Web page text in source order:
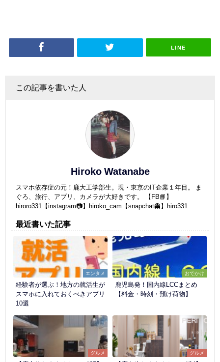
LINE
この記事を書いた人
Hiroko Watanabe
スマホ依存症の元！鹿大工学部生。現・東京のIT企業１年目。 ま
ぐろ、旅行、アプリ、カメラが大好きです。 【FB📘】
hiroro331【instagram📷】hiroko_cam【snapchat👻】hiro331
最近書いた記事
エンタメ
経験者が選ぶ！地方の就活生が
スマホに入れておくべきアプリ
10選
おでかけ
鹿児島発！国内線LCCまとめ
【料金・時刻・預け荷物】
グルメ グルメ